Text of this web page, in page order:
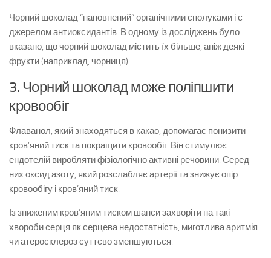
Чорний шоколад “наповнений” органічними сполуками і є
джерелом антиоксидантів. В одному із досліджень було
вказано, що чорний шоколад містить їх більше, аніж деякі
фрукти (наприклад, чорниця).
3. Чорний шоколад може поліпшити
кровообіг
Флаванол, який знаходяться в какао, допомагає понизити
кров’яний тиск та покращити кровообіг. Він стимулює
ендотелій виробляти фізіологічно активні речовини. Серед
них оксид азоту, який розслабляє артерії та знижує опір
кровообігу і кров’яний тиск.
Із зниженим кров’яним тиском шанси захворіти на такі
хвороби серця як серцева недостатність, миготлива аритмія
чи атеросклероз суттєво зменшуються.